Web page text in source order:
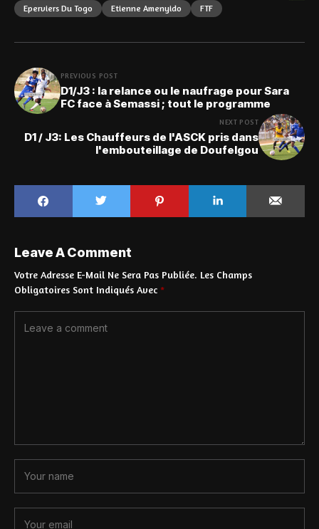
Eperviers Du Togo Etienne Amenyido FTF
PREVIOUS POST
D1/J3 : la relance ou le naufrage pour Sara
FC face à Semassi ; tout le programme
NEXT POST
D1 / J3: Les Chauffeurs de l'ASCK pris dans
l'embouteillage de Doufelgou
Leave A Comment
Votre Adresse E-Mail Ne Sera Pas Publiée. Les Champs
Obligatoires Sont Indiqués Avec *